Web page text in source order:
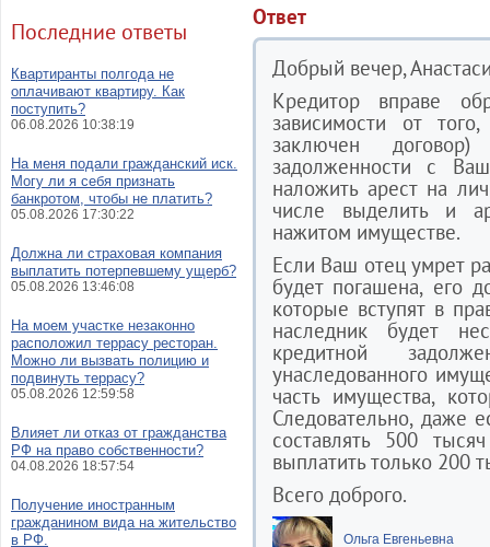
Ответ
Добрый вечер,
Кредитор вправе
зависимости от
заключен
задолженности с
наложить арест на
числе выделить и
нажитом имуществе.
Если Ваш отец умрет
будет погашена, его
которые вступят в
наследник будет
кредитной
унаследованного
часть имущества,
Следовательно, даже
составлять 500
выплатить только 200
Всего доброго.
Ольга Евгеньевна
Последние ответы
Квартиранты полгода не
оплачивают квартиру. Как
поступить?
06.08.2026 10:38:19
На меня подали гражданский иск.
Могу ли я себя признать
банкротом, чтобы не платить?
05.08.2026 17:30:22
Должна ли страховая компания
выплатить потерпевшему ущерб?
05.08.2026 13:46:08
На моем участке незаконно
расположил террасу ресторан.
Можно ли вызвать полицию и
подвинуть террасу?
05.08.2026 12:59:58
Влияет ли отказ от гражданства
РФ на право собственности?
04.08.2026 18:57:54
Получение иностранным
гражданином вида на жительство
в РФ.